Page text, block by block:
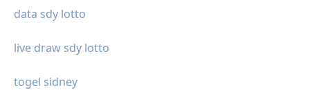
data sdy lotto
live draw sdy lotto
togel sidney